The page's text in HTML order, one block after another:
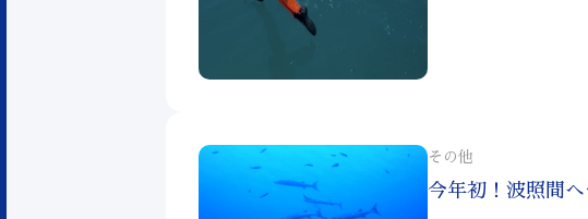
その他
今年初！波照間へ